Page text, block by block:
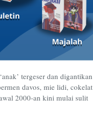
tergeser dan digantikan
davos, mie lidi, cokelat
2000-an kini mulai sulit